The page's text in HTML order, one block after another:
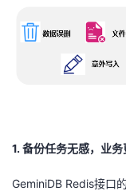
动
关
我
1. 备份任务无感，业
GeminiDB Redis接口的